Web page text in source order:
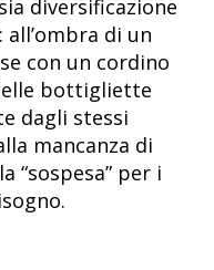
diversificazione
di un
con un cordino
bottigliette
dagli stessi
mancanza di
“sospesa” per i